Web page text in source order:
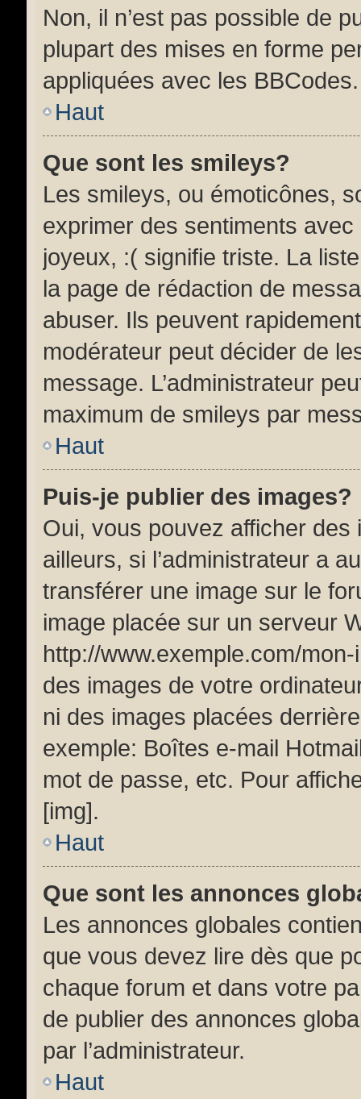
Non, il n’est pas possible de
plupart des mises en forme
appliquées avec les BBCodes.
Haut
Que sont les smileys?
Les smileys, ou émoticônes,
exprimer des sentiments
joyeux, :( signifie triste. La
la page de rédaction de
abuser. Ils peuvent
modérateur peut décider de
message. L’administrateur
maximum de smileys par
Haut
Puis-je publier des images?
Oui, vous pouvez afficher
ailleurs, si l’administrateur a
transférer une image sur le
image placée sur un serveur
http://www.exemple.com/
des images de votre
ni des images placées
exemple: Boîtes e-mail
mot de passe, etc. Pour
[img].
Haut
Que sont les annonces
Les annonces globales
que vous devez lire dès que
chaque forum et dans votre
de publier des annonces
par l’administrateur.
Haut